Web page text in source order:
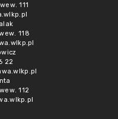
111
118
22
112